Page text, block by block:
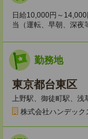
日給10,000円～
当（運転、早朝、深夜
勤務地
東京都台東区
上野駅、御徒町駅、浅
株式会社ハンデッ